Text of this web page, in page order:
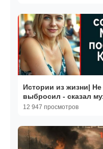
Истории из жизни|
выбросил - сказал
Жизненные истории
12 947 просмотров